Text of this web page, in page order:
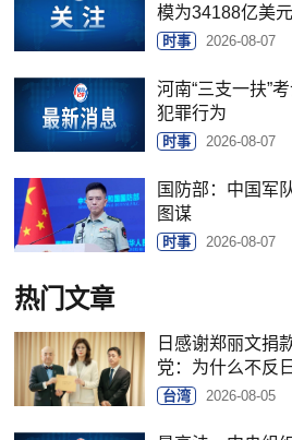
模为34188亿美元
时事 2026-08-07
河南“三支一扶”
犯罪行为
时事 2026-08-07
国防部：中国军
图谋
时事 2026-08-07
热门文章
日感谢郑丽文捐
党：为什么不反日
台湾 2026-08-05